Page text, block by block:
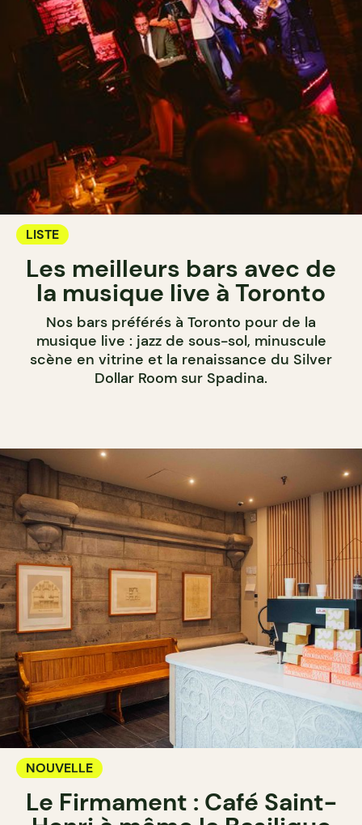
LISTE
Les meilleurs bars avec de
la musique live à Toronto
Nos bars préférés à Toronto pour de la
musique live : jazz de sous-sol, minuscule
scène en vitrine et la renaissance du Silver
Dollar Room sur Spadina.
NOUVELLE
Le Firmament : Café Saint-